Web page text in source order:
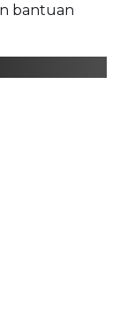
bantuan